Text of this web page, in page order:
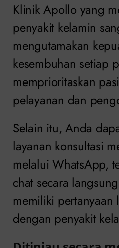
Klinik Apollo yang
penyakit kelamin
mengutamakan
kesembuhan setiap
memprioritaskan
pelayanan dan
Selain itu, Anda
layanan konsultasi
melalui WhatsApp,
chat secara
memiliki pertanyaan
dengan penyakit